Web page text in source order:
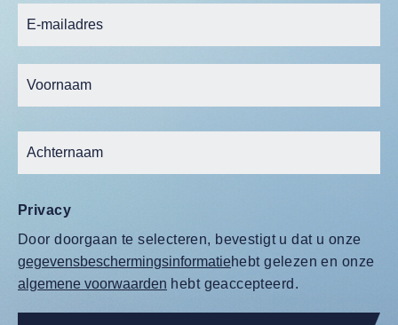
Privacy
Door doorgaan te selecteren, bevestigt u dat u onze
gegevensbeschermingsinformatiehebt gelezen en onze
algemene voorwaarden hebt geaccepteerd.